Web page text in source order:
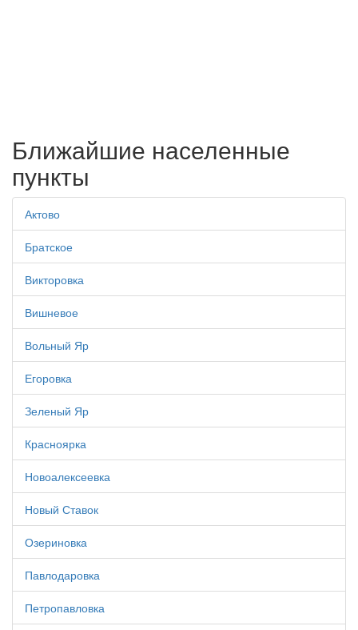
Ближайшие населенные
пункты
Актово
Братское
Викторовка
Вишневое
Вольный Яр
Егоровка
Зеленый Яр
Красноярка
Новоалексеевка
Новый Ставок
Озериновка
Павлодаровка
Петропавловка